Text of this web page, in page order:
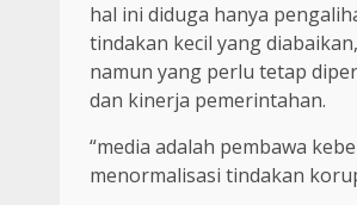
hal ini diduga hanya
tindakan kecil yang
namun yang perlu tetap
dan kinerja pemerintahan.
“media adalah pembawa
menormalisasi tindakan